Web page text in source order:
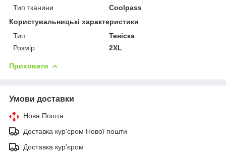
Тип тканини
Coolpass
Користувальницькі характеристики
Тип
Теніска
Розмір
2XL
Приховати
Умови доставки
Нова Пошта
Доставка кур'єром Нової пошти
Доставка кур'єром